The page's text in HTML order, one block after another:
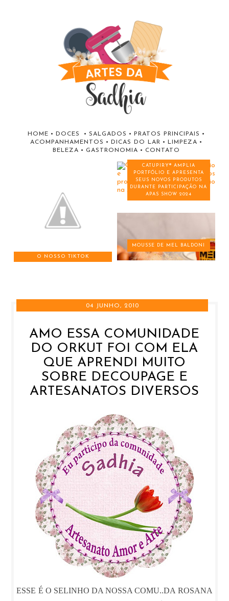
HOME • DOCES • SALGADOS • PRATOS PRINCIPAIS •
ACOMPANHAMENTOS • DICAS DO LAR • LIMPEZA •
BELEZA • GASTRONOMIA • CONTATO
O NOSSO TIKTOK
CATUPIRY® AMPLIA
PORTFÓLIO E APRESENTA
SEUS NOVOS PRODUTOS
DURANTE PARTICIPAÇÃO NA
APAS SHOW 2024
MOUSSE DE MEL BALDONI
04 JUNHO, 2010
AMO ESSA COMUNIDADE
DO ORKUT FOI COM ELA
QUE APRENDI MUITO
SOBRE DECOUPAGE E
ARTESANATOS DIVERSOS
ESSE É O SELINHO DA NOSSA COMU..DA ROSANA